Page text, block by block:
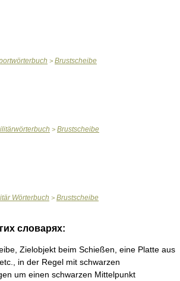
> Brustscheibe
> Brustscheibe
Wörterbuch > Brustscheibe
словарях:
Zielobjekt beim Schießen, eine Platte aus
in der Regel mit schwarzen
um einen schwarzen Mittelpunkt